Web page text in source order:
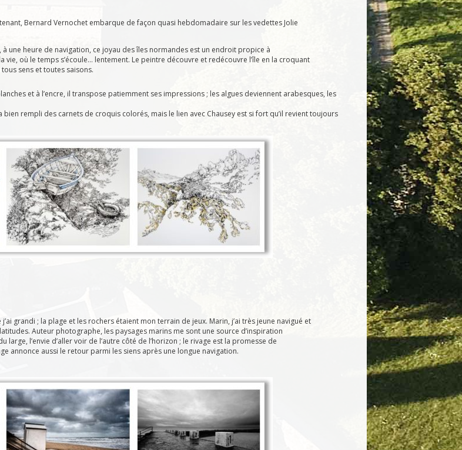
Bernard Vernochet embarque de façon quasi hebdomadaire sur les vedettes Jolie
une heure de navigation, ce joyau des îles normandes est un endroit propice à
vie, où le temps s’écoule… lentement. Le peintre découvre et redécouvre l’île en la croquant
sens et toutes saisons.
et à l’encre, il transpose patiemment ses impressions ; les algues deviennent arabesques, les
rempli des carnets de croquis colorés, mais le lien avec Chausey est si fort qu’il revient toujours
j’ai grandi ; la plage et les rochers étaient mon terrain de jeux. Marin, j’ai très jeune navigué et
Auteur photographe, les paysages marins me sont une source d’inspiration
large, l’envie d’aller voir de l’autre côté de l’horizon ; le rivage est la promesse de
annonce aussi le retour parmi les siens après une longue navigation.